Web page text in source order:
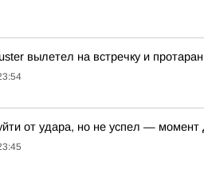
вылетел на встречку и
от удара, но не успел —